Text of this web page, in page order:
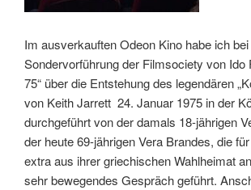
Im ausverkauften Odeon Kino habe ich
Sondervorführung der Filmsociety von Ido
75“ über die Entstehung des legendären
von Keith Jarrett 24. Januar 1975 in der
durchgeführt von der damals 18-jährigen
der heute 69-jährigen Vera Brandes, die
extra aus ihrer griechischen Wahlheimat
sehr bewegendes Gespräch geführt.